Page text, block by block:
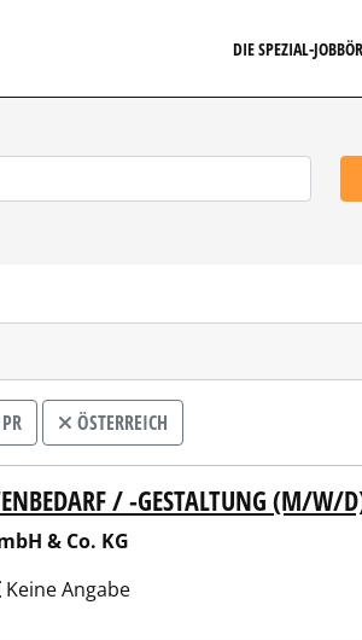
DIE SPEZIAL-
ÖSTERREICH
/ -GESTALTUNG (M/W/
& Co. KG
Keine Angabe